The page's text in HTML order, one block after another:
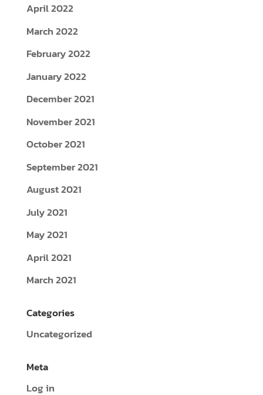
April 2022
March 2022
February 2022
January 2022
December 2021
November 2021
October 2021
September 2021
August 2021
July 2021
May 2021
April 2021
March 2021
Categories
Uncategorized
Meta
Log in